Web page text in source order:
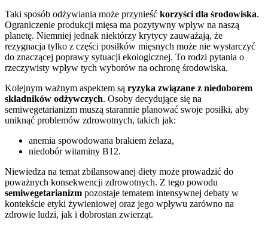
Taki sposób odżywiania może przynieść korzyści dla środowiska.
Ograniczenie produkcji mięsa ma pozytywny wpływ na naszą
planetę. Niemniej jednak niektórzy krytycy zauważają, że
rezygnacja tylko z części posiłków mięsnych może nie wystarczyć
do znaczącej poprawy sytuacji ekologicznej. To rodzi pytania o
rzeczywisty wpływ tych wyborów na ochronę środowiska.
Kolejnym ważnym aspektem są ryzyka związane z niedoborem
składników odżywczych. Osoby decydujące się na
semiwegetarianizm muszą starannie planować swoje posiłki, aby
uniknąć problemów zdrowotnych, takich jak:
anemia spowodowana brakiem żelaza,
niedobór witaminy B12.
Niewiedza na temat zbilansowanej diety może prowadzić do
poważnych konsekwencji zdrowotnych. Z tego powodu
semiwegetarianizm pozostaje tematem intensywnej debaty w
kontekście etyki żywieniowej oraz jego wpływu zarówno na
zdrowie ludzi, jak i dobrostan zwierząt.